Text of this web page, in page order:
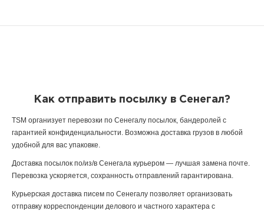
Как отправить посылку в Сенегал?
TSM организует перевозки по Сенегалу посылок, бандеролей с
гарантией конфиденциальности. Возможна доставка грузов в любой
удобной для вас упаковке.
Доставка посылок по/из/в Сенегала курьером — лучшая замена почте.
Перевозка ускоряется, сохранность отправлений гарантирована.
Курьерская доставка писем по Сенегалу позволяет организовать
отправку корреспонденции делового и частного характера с